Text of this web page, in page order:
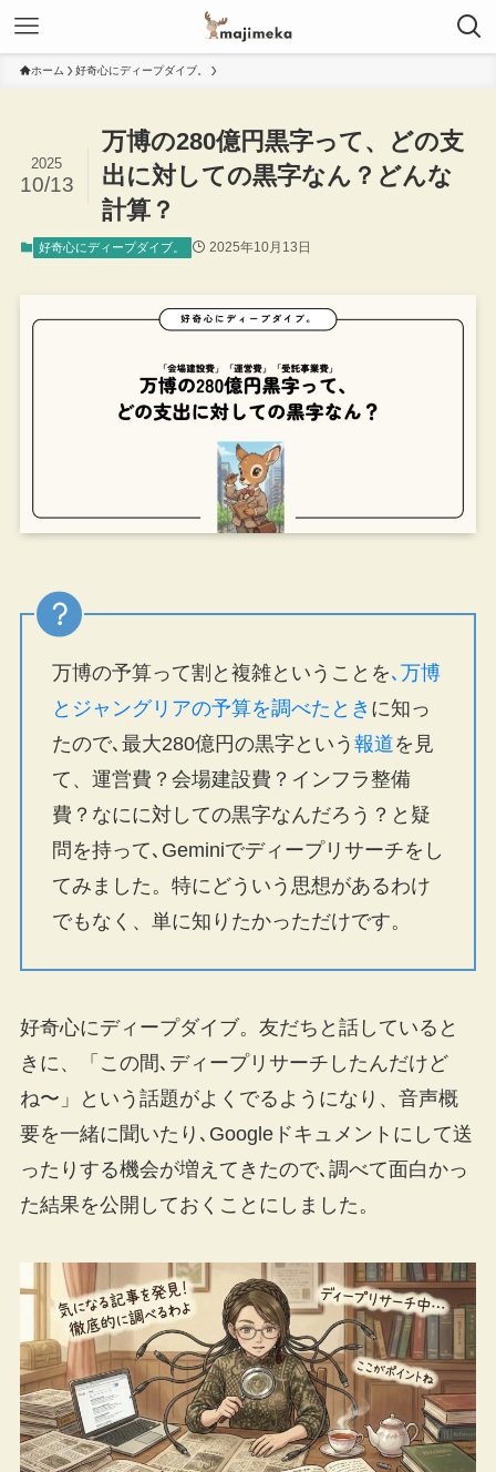
ホーム 好奇心にディープダイブ。
万博の280億円黒字って、どの支
出に対しての黒字なん？どんな
計算？
2025
10/13
好奇心にディープダイブ。 2025年10月13日
万博の予算って割と複雑ということを､万博
とジャングリアの予算を調べたとき に知っ
たので､最大280億円の黒字という 報道を見
て、運営費？会場建設費？インフラ整備
費？なにに対しての黒字なんだろう？と疑
問を持って､Geminiでディープリサーチをし
てみました。特にどういう思想があるわけ
でもなく、単に知りたかっただけです。
好奇心にディープダイブ。友だちと話していると
きに、「この間､ディープリサーチしたんだけど
ね〜」という話題がよくでるようになり、音声概
要を一緒に聞いたり､Googleドキュメントにして送
ったりする機会が増えてきたので､調べて面白かっ
た結果を公開しておくことにしました。